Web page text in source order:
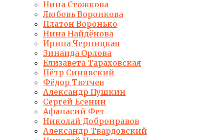
Нина Стожкова
Любовь Воронкова
Платон Воронько
Нина Найдёнова
Ирина Черницкая
Зинаида Орлова
Елизавета Тараховская
Пётр Синявский
Фёдор Тютчев
Александр Пушкин
Сергей Есенин
Афанасий Фет
Николай Добронравов
Александр Твардовский